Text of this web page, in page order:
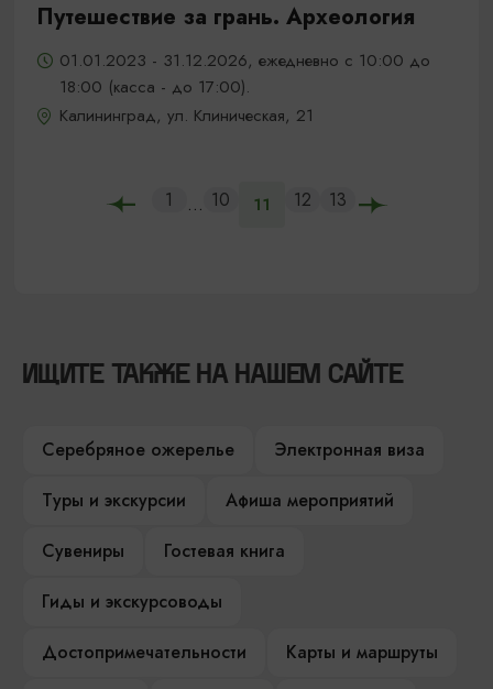
Путешествие за грань. Археология
01.01.2023 - 31.12.2026, ежедневно с 10:00 до
18:00 (касса - до 17:00).
Калининград, ул. Клиническая, 21
1 ... 10 11 12 13
ИЩИТЕ ТАКЖЕ НА НАШЕМ САЙТЕ
Серебряное ожерелье
Электронная виза
Туры и экскурсии
Афиша мероприятий
Сувениры
Гостевая книга
Гиды и экскурсоводы
Достопримечательности
Карты и маршруты